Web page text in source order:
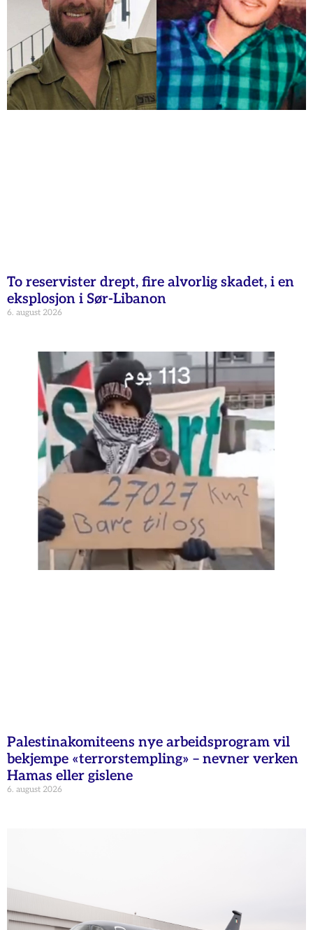
To reservister drept, fire alvorlig skadet, i en
eksplosjon i Sør-Libanon
6. august 2026
Palestinakomiteens nye arbeidsprogram vil
bekjempe «terrorstempling» – nevner verken
Hamas eller gislene
6. august 2026